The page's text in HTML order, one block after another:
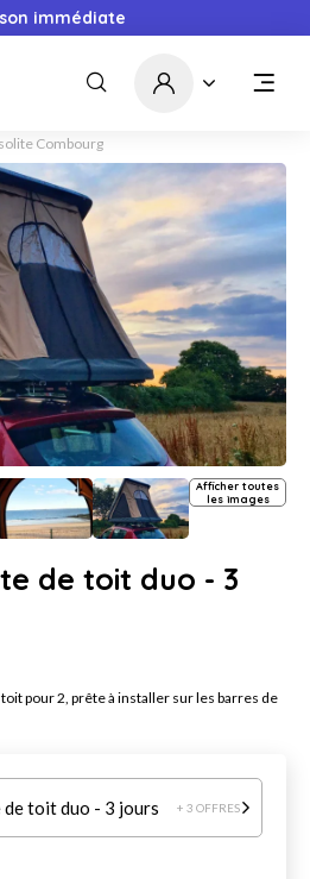
immédiate
Combourg
Afficher toutes
les images
de toit duo - 3
pour 2, prête à installer sur les barres de
de toit duo - 3 jours + 3 OFFRES